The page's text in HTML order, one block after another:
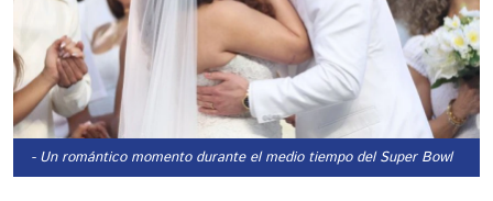
- Un romántico momento durante el medio tiempo del Super Bowl